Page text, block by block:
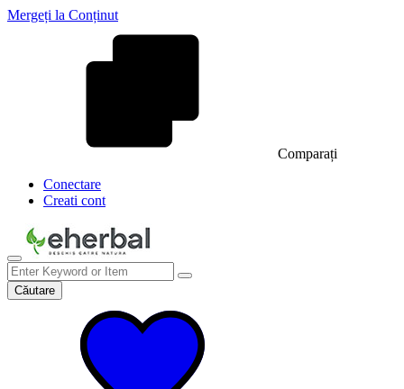
Mergeți la Conținut
Comparați
Conectare
Creati cont
Căutare